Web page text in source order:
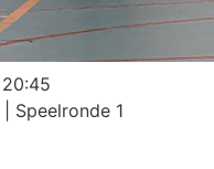
20:45
| Speelronde 1